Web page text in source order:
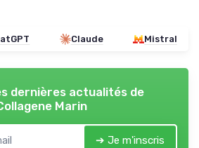
Claude Mistral
dernières actualités de
Marin
➔ Je m'inscris